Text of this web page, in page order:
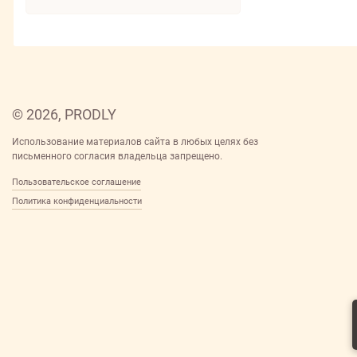
© 2026, PRODLY
Использование материалов сайта в любых целях без
письменного согласия владельца запрещено.
Пользовательское соглашение
Политика конфиденциальности